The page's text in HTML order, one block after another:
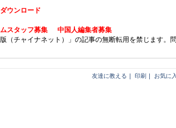
ウンロード
スタッフ募集
中国人編集者募集
版（チャイナネット）」の記事の無断転用を禁じます。
友達に教える 印刷 お気に